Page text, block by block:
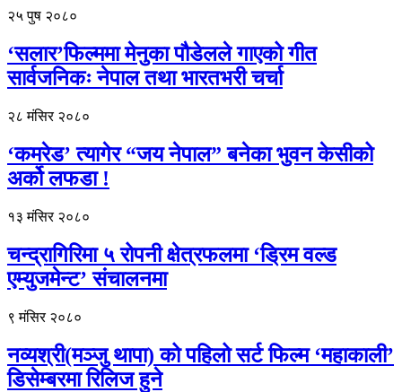
२५ पुष २०८०
‘सलार’फिल्ममा मेनुका पौडेलले गाएको गीत
सार्वजनिकः नेपाल तथा भारतभरी चर्चा
२८ मंसिर २०८०
‘कमरेड’ त्यागेर “जय नेपाल” बनेका भुवन केसीको
अर्को लफडा !
१३ मंसिर २०८०
चन्द्रागिरिमा ५ रोपनी क्षेत्रफलमा ‘ड्रिम वल्ड
एम्युजमेन्ट’ संचालनमा
९ मंसिर २०८०
नव्यश्री(मञ्जु थापा) को पहिलो सर्ट फिल्म ‘महाकाली’
डिसेम्बरमा रिलिज हुने